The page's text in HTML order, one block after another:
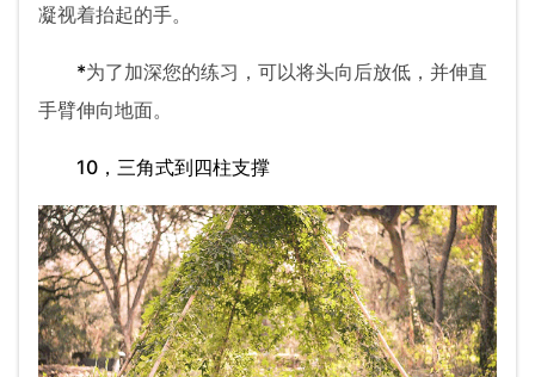
凝视着抬起的手。
*为了加深您的练习，可以将头向后放低，并伸直
手臂伸向地面。
10，三角式到四柱支撑